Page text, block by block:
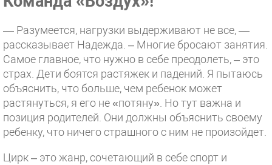
— Разумеется, нагрузки выдерживают не все, —
рассказывает Надежда. – Многие бросают занятия.
Самое главное, что нужно в себе преодолеть, – это
страх. Дети боятся растяжек и падений. Я пытаюсь
объяснить, что больше, чем ребенок может
растянуться, я его не «потяну». Но тут важна и
позиция родителей. Они должны объяснить своему
ребенку, что ничего страшного с ним не произойдет.
Цирк – это жанр, сочетающий в себе спорт и